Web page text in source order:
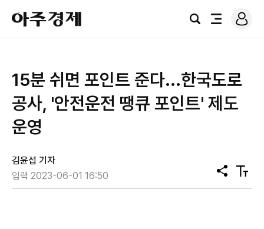
아
주
경
검
전
로
그
15분 쉬면 포인트 준다...한국도로
공사, '안전운전 땡큐 포인트' 제도
운영
김윤섭 기자
입력 2023-06-01 16:50
공
유
텍
스